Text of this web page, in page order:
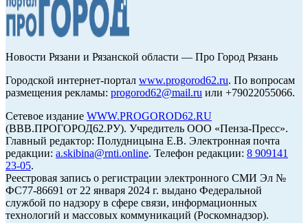
Новости Рязани и Рязанской области — Про Город Рязань
Городской интернет-портал www.progorod62.ru. По вопросам
размещения рекламы: progorod62@mail.ru или +79022055066.
Сетевое издание WWW.PROGOROD62.RU
(ВВВ.ПРОГОРОД62.РУ). Учредитель ООО «Пенза-Пресс».
Главный редактор: Полудницына Е.В. Электронная почта
редакции: a.skibina@rnti.online. Телефон редакции: 8 909141
23-05.
Реестровая запись о регистрации электронного СМИ Эл №
ФС77-86691 от 22 января 2024 г. выдано Федеральной
службой по надзору в сфере связи, информационных
технологий и массовых коммуникаций (Роскомнадзор).